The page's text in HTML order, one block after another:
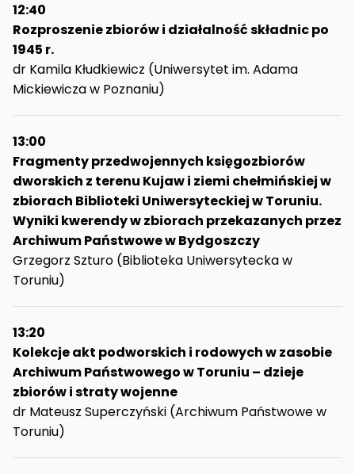
12:40
Rozproszenie zbiorów i działalność składnic po
1945 r.
dr Kamila Kłudkiewicz (Uniwersytet im. Adama
Mickiewicza w Poznaniu)
13:00
Fragmenty przedwojennych księgozbiorów
dworskich z terenu Kujaw i ziemi chełmińskiej w
zbiorach Biblioteki Uniwersyteckiej w Toruniu.
Wyniki kwerendy w zbiorach przekazanych przez
Archiwum Państwowe w Bydgoszczy
Grzegorz Szturo (Biblioteka Uniwersytecka w
Toruniu)
13:20
Kolekcje akt podworskich i rodowych w zasobie
Archiwum Państwowego w Toruniu – dzieje
zbiorów i straty wojenne
dr Mateusz Superczyński (Archiwum Państwowe w
Toruniu)